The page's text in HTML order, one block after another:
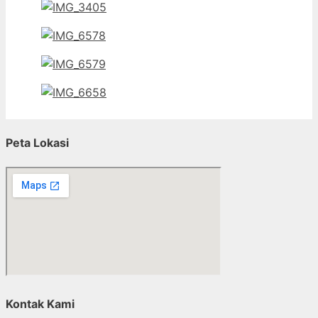
Peta Lokasi
Kontak Kami